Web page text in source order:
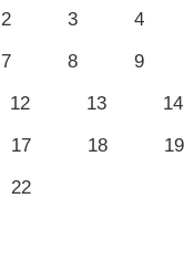
2 3 4
7 8 9
12 13 14
17 18 19
22